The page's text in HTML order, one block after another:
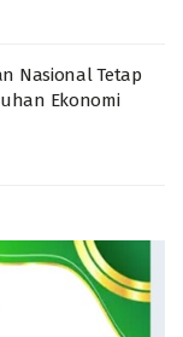
Nasional Tetap
Ekonomi